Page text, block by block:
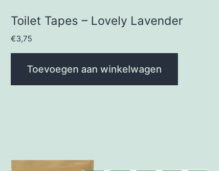
Toilet Tapes – Lovely Lavender
€3,75
Toevoegen aan winkelwagen